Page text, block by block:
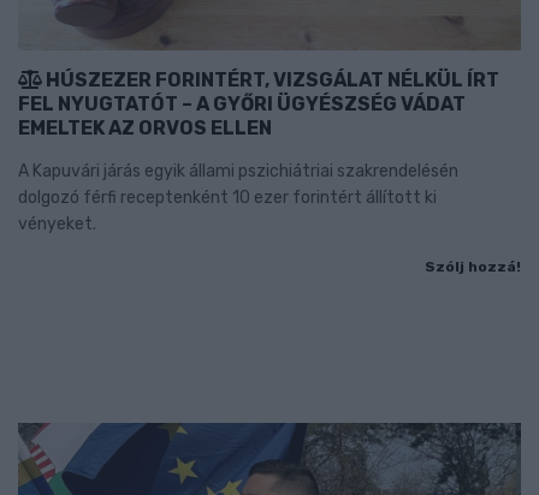
HÚSZEZER FORINTÉRT, VIZSGÁLAT NÉLKÜL ÍRT
FEL NYUGTATÓT – A GYŐRI ÜGYÉSZSÉG VÁDAT
EMELTEK AZ ORVOS ELLEN
A Kapuvári járás egyik állami pszichiátriai szakrendelésén
dolgozó férfi receptenként 10 ezer forintért állított ki
vényeket.
Szólj hozzá!